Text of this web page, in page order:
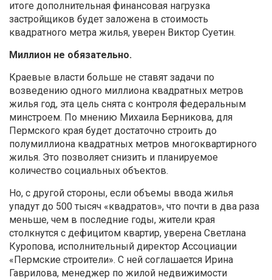
итоге дополнительная финансовая нагрузка
застройщиков будет заложена в стоимость
квадратного метра жилья, уверен Виктор Суетин.
Миллион не обязательно.
Краевые власти больше не ставят задачи по
возведению одного миллиона квадратных метров
жилья год, эта цель снята с контроля федеральным
минстроем. По мнению Михаила Берникова, для
Пермского края будет достаточно строить до
полумиллиона квадратных метров многоквартирного
жилья. Это позволяет снизить и планируемое
количество социальных объектов.
Но, с другой стороны, если объемы ввода жилья
упадут до 500 тысяч «квадратов», что почти в два раза
меньше, чем в последние годы, жители края
столкнутся с дефицитом квартир, уверена Светлана
Куропова, исполнительный директор Ассоциации
«Пермские строители». С ней соглашается Ирина
Гаврилова, менеджер по жилой недвижимости